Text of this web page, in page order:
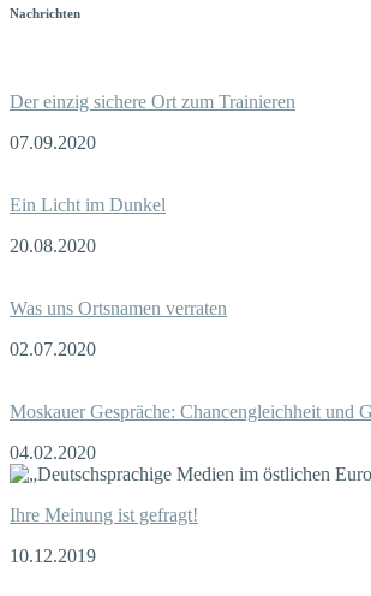
Nachrichten
Der einzig sichere Ort zum Trainieren
07.09.2020
Ein Licht im Dunkel
20.08.2020
Was uns Ortsnamen verraten
02.07.2020
Moskauer Gespräche: Chancengleichheit und
04.02.2020
Ihre Meinung ist gefragt!
10.12.2019